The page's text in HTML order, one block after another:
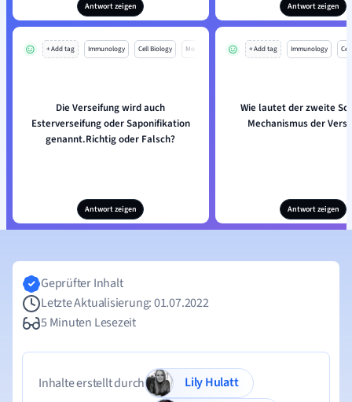
Antwort zeigen Antwort zeigen
+ Add tag Immunology Cell Biology Mo
Die Verseifung wird auch
Esterverseifung oder Saponifikation
genannt.Richtig oder Falsch?
Antwort zeigen
+ Add tag Immunology
Wie lautet der zweite
Mechanismus der
Antwort zeigen
Geprüfter Inhalt
Letzte Aktualisierung: 01.07.2022
5 Minuten Lesezeit
Inhalte erstellt durch
Lily Hulatt